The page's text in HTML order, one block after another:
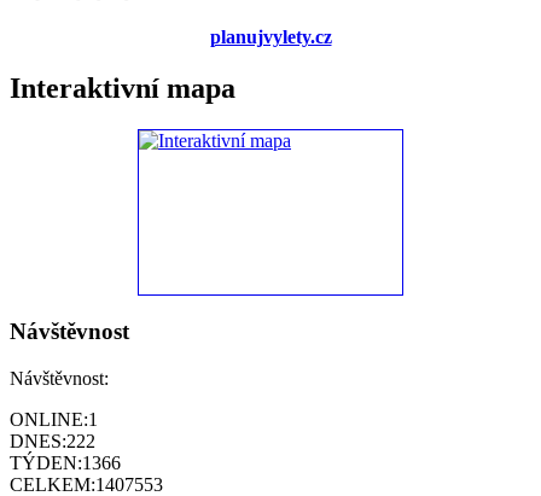
planujvylety.cz
Interaktivní mapa
Návštěvnost
Návštěvnost:
ONLINE:1
DNES:222
TÝDEN:1366
CELKEM:1407553